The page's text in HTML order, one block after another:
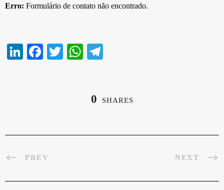
Erro: Formulário de contato não encontrado.
Li
Fa T
W
A a
0 SHARES
PREV NEXT